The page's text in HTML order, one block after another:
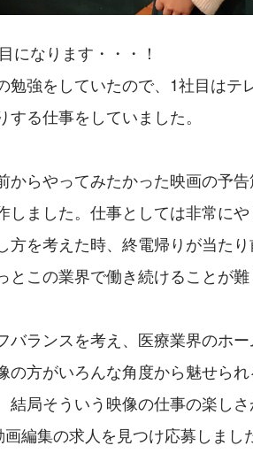
になります・・・！
勉強をしていたので、1社目は
する仕事をしていました。
からやってみたかった映画の予
しました。仕事としては非常に
方を考えた時、終電帰りが当た
とこの業界で働き続けることが
バランスを考え、医療業界のホ
の方がいろんな角度から魅せら
結局そういう映像の仕事の楽し
編集の求人を見つけ応募しまし